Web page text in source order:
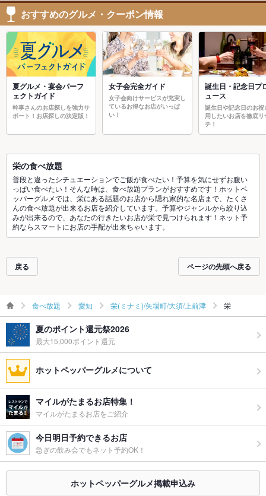
おすすめのグルメ・クーポン情報
夏グルメ・宴会パーフ
ェクトガイド
幹事さんのお店探しを強力サ
ポート！お店探しの決定版！
女子会完全ガイド
女子会向けサービスが充実し
ているお得なお店がいっぱ
い！
誕生日・記念日プ
ュース
誕生日や記念日のお祝
用したいお店を徹底リ
チ！
栄の食べ放題
普段と違ったシチュエーションでご飯が食べたい！予算を気にせずお腹い
っぱい食べたい！そんな時は、食べ放題プランがおすすめです！ホットペ
ッパーグルメでは、栄にある話題のお店から隠れ家的な名店まで、たくさ
んの食べ放題が出来るお店を紹介しています。予算やジャンルから絞り込
みが出来るので、あなたの行きたいお店が栄で見つけられます！ネット予
約ならスマートにお店の手配が出来ちゃいます。
戻る ページの先頭へ戻る
食べ放題 愛知 栄(ミナミ)/矢場町/大須/上前津 栄
夏のポイント還元祭2026
最大15,000ポイント還元
ホットペッパーグルメについて
マイルがたまるお店特集！
マイルがたまるお店をご紹介
今日明日予約できるお店
急ぎの飲み会でもネット予約OK！
ホットペッパーグルメ掲載申込み